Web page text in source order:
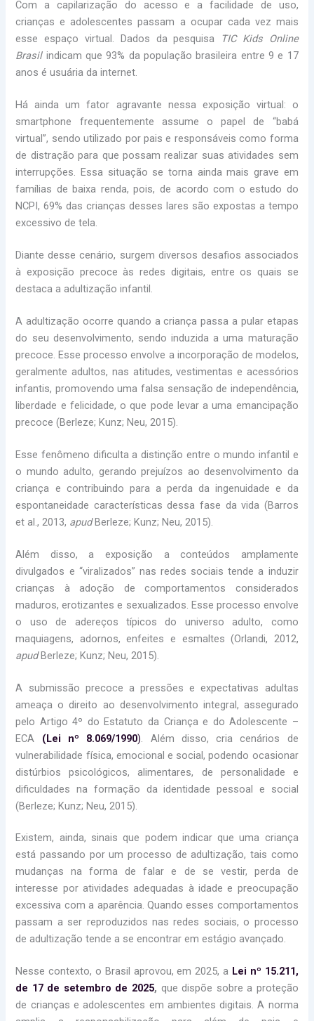
Com a capilarização do acesso e a facilidade de uso,
crianças e adolescentes passam a ocupar cada vez mais
esse espaço virtual. Dados da pesquisa
TIC Kids Online
Brasilindicam que 93% da população brasileira entre 9 e 17
anos é usuária da internet.
Há ainda um fator agravante nessa exposição virtual: o
smartphone frequentemente assume o papel de “babá
virtual”, sendo utilizado por pais e responsáveis como forma
de distração para que possam realizar suas atividades sem
interrupções. Essa situação se torna ainda mais grave em
famílias de baixa renda, pois, de acordo com o estudo do
NCPI, 69% das crianças desses lares são expostas a tempo
excessivo de tela.
Diante desse cenário, surgem diversos desafios associados
à exposição precoce às redes digitais, entre os quais se
destaca a adultização infantil.
A adultização ocorre quando a criança passa a pular etapas
do seu desenvolvimento, sendo induzida a uma maturação
precoce. Esse processo envolve a incorporação de modelos,
geralmente adultos, nas atitudes, vestimentas e acessórios
infantis, promovendo uma falsa sensação de independência,
liberdade e felicidade, o que pode levar a uma emancipação
precoce (Berleze; Kunz; Neu, 2015).
Esse fenômeno dificulta a distinção entre o mundo infantil e
o mundo adulto, gerando prejuízos ao desenvolvimento da
criança e contribuindo para a perda da ingenuidade e da
espontaneidade características dessa fase da vida (Barros
et al., 2013, apudBerleze; Kunz; Neu, 2015).
Além disso, a exposição a conteúdos amplamente
divulgados e “viralizados” nas redes sociais tende a induzir
crianças à adoção de comportamentos considerados
maduros, erotizantes e sexualizados. Esse processo envolve
o uso de adereços típicos do universo adulto, como
maquiagens, adornos, enfeites e esmaltes (Orlandi, 2012,
apudBerleze; Kunz; Neu, 2015).
A submissão precoce a pressões e expectativas adultas
ameaça o direito ao desenvolvimento integral, assegurado
pelo Artigo 4º do Estatuto da Criança e do Adolescente –
ECA (Lei nº 8.069/1990) . Além disso, cria cenários de
vulnerabilidade física, emocional e social, podendo ocasionar
distúrbios psicológicos, alimentares, de personalidade e
dificuldades na formação da identidade pessoal e social
(Berleze; Kunz; Neu, 2015).
Existem, ainda, sinais que podem indicar que uma criança
está passando por um processo de adultização, tais como
mudanças na forma de falar e de se vestir, perda de
interesse por atividades adequadas à idade e preocupação
excessiva com a aparência. Quando esses comportamentos
passam a ser reproduzidos nas redes sociais, o processo
de adultização tende a se encontrar em estágio avançado.
Nesse contexto, o Brasil aprovou, em 2025, a Lei nº 15.211,
de 17 de setembro de 2025, que dispõe sobre a proteção
de crianças e adolescentes em ambientes digitais. A norma